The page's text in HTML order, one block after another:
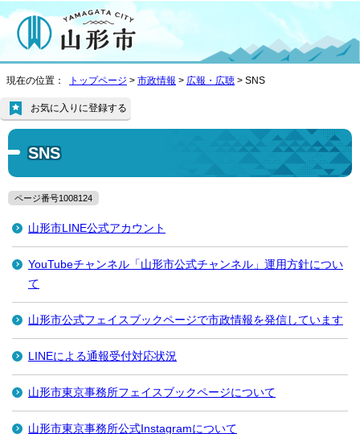
現在の位置： トップページ > 市政情報 > 広報・広聴 > SNS
SNS
お気に入りに登録する
ページ番号1008124
山形市LINE公式アカウント
YouTubeチャンネル「山形市公式チャンネル」運用方針につい
て
山形市公式フェイスブックページで市政情報を発信しています
LINEによる通報受付対応状況
山形市東京事務所フェイスブックページについて
山形市東京事務所公式Instagramについて